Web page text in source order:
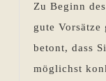
Zu Beginn
gute Vorsätze
betont, dass
möglichst